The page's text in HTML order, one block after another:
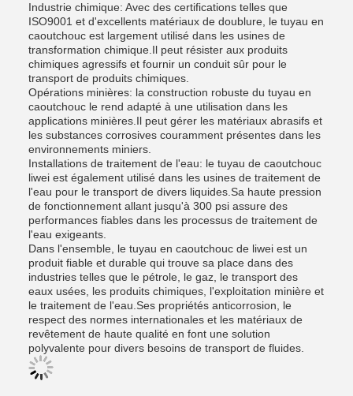
Industrie chimique: Avec des certifications telles que
ISO9001 et d'excellents matériaux de doublure, le tuyau en
caoutchouc est largement utilisé dans les usines de
transformation chimique.Il peut résister aux produits
chimiques agressifs et fournir un conduit sûr pour le
transport de produits chimiques.
Opérations minières: la construction robuste du tuyau en
caoutchouc le rend adapté à une utilisation dans les
applications minières.Il peut gérer les matériaux abrasifs et
les substances corrosives couramment présentes dans les
environnements miniers.
Installations de traitement de l'eau: le tuyau de caoutchouc
liwei est également utilisé dans les usines de traitement de
l'eau pour le transport de divers liquides.Sa haute pression
de fonctionnement allant jusqu'à 300 psi assure des
performances fiables dans les processus de traitement de
l'eau exigeants.
Dans l'ensemble, le tuyau en caoutchouc de liwei est un
produit fiable et durable qui trouve sa place dans des
industries telles que le pétrole, le gaz, le transport des
eaux usées, les produits chimiques, l'exploitation minière et
le traitement de l'eau.Ses propriétés anticorrosion, le
respect des normes internationales et les matériaux de
revêtement de haute qualité en font une solution
polyvalente pour divers besoins de transport de fluides.